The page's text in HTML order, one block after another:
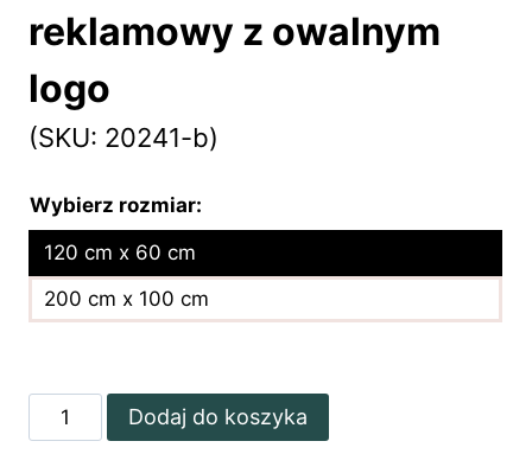
reklamowy z owalnym
logo
(SKU: 20241-b)
Wybierz rozmiar:
120 cm x 60 cm
200 cm x 100 cm
ilość
Marmurkowy
Dodaj do koszyka